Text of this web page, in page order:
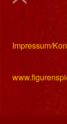
Impressum/